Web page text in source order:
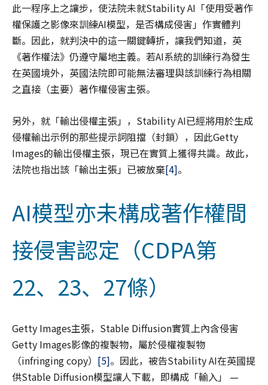
此一程序上之讓步，使法院未就Stability AI「使用受著作
權保護之影像來訓練AI模型，是否構成侵害」作實體判
斷。因此，就判決中的這一關鍵轉折，讓我們知道，英
《著作權法》仍遵守屬地主義。若AI系統的訓練行為發生
在英國境外，英國法院即可能無法審理與該訓練行為相關
之直接（主要）著作權侵害主張。
另外，就「輸出侵權主張」，Stability AI已經將用於生成
侵權輸出示例的那些提示詞阻擋（封鎖），因此Getty
Images的輸出侵權主張，現已在實質上獲得共識。故此，
法院也指出該「輸出主張」已被放棄[4]。
AI模型亦未構成著作權間
接侵害認定（CDPA第
22、23、27條）
Getty Images主張，Stable Diffusion實質上內含侵害
Getty Images影像的複製物，屬於侵權複製物
（infringing copy） [5]。因此，被告Stability AI在英國提
供Stable Diffusion模型讓人下載，即構成「輸入」 —